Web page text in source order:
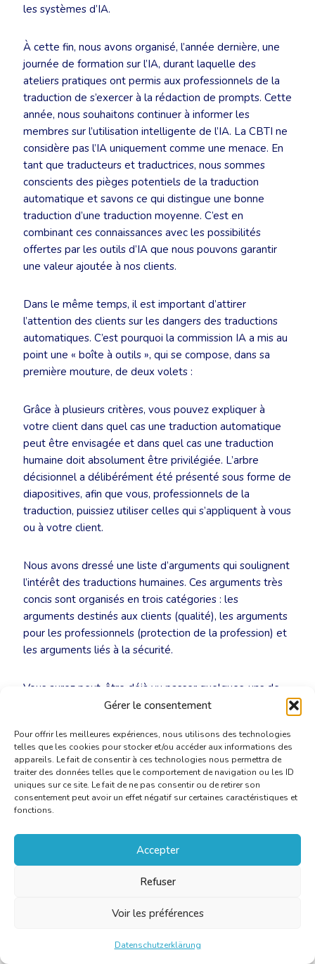
Gérer le consentement
Pour offrir les meilleures expériences, nous utilisons des technologies
telles que les cookies pour stocker et/ou accéder aux informations des
appareils. Le fait de consentir à ces technologies nous permettra de
traiter des données telles que le comportement de navigation ou les ID
uniques sur ce site. Le fait de ne pas consentir ou de retirer son
consentement peut avoir un effet négatif sur certaines caractéristiques et
fonctions.
Accepter
Refuser
Voir les préférences
Datenschutzerklärung
les systèmes d’IA.
À cette fin, nous avons organisé, l’année dernière, une
journée de formation sur l’IA, durant laquelle des
ateliers pratiques ont permis aux professionnels de la
traduction de s’exercer à la rédaction de prompts. Cette
année, nous souhaitons continuer à informer les
membres sur l’utilisation intelligente de l’IA. La CBTI ne
considère pas l’IA uniquement comme une menace. En
tant que traducteurs et traductrices, nous sommes
conscients des pièges potentiels de la traduction
automatique et savons ce qui distingue une bonne
traduction d’une traduction moyenne. C’est en
combinant ces connaissances avec les possibilités
offertes par les outils d’IA que nous pouvons garantir
une valeur ajoutée à nos clients.
Dans le même temps, il est important d’attirer
l’attention des clients sur les dangers des traductions
automatiques. C’est pourquoi la commission IA a mis au
point une « boîte à outils », qui se compose, dans sa
première mouture, de deux volets :
Grâce à plusieurs critères, vous pouvez expliquer à
votre client dans quel cas une traduction automatique
peut être envisagée et dans quel cas une traduction
humaine doit absolument être privilégiée. L’arbre
décisionnel a délibérément été présenté sous forme de
diapositives, afin que vous, professionnels de la
traduction, puissiez utiliser celles qui s’appliquent à vous
ou à votre client.
Nous avons dressé une liste d’arguments qui soulignent
l’intérêt des traductions humaines. Ces arguments très
concis sont organisés en trois catégories : les
arguments destinés aux clients (qualité), les arguments
pour les professionnels (protection de la profession) et
les arguments liés à la sécurité.
Vous aurez peut-être déjà vu passer quelques-uns de
ces arguments dans nos communications régulières sur
votre propre profil. Cela nous permet de sensibiliser
davantage le grand public à la valeur ajoutée des
traductions humaines, tout en attirant l’attention sur les
dangers des traductions automatiques.
prompts, que vous pourrez utiliser dans le cadre de vos
d’outils : à vous de choisir ceux qui vous semblent les